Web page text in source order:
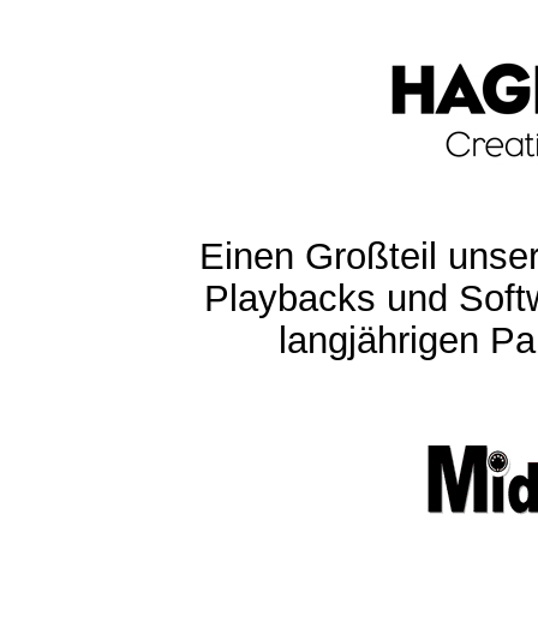
Einen Großteil
Playbacks und
langjährigen